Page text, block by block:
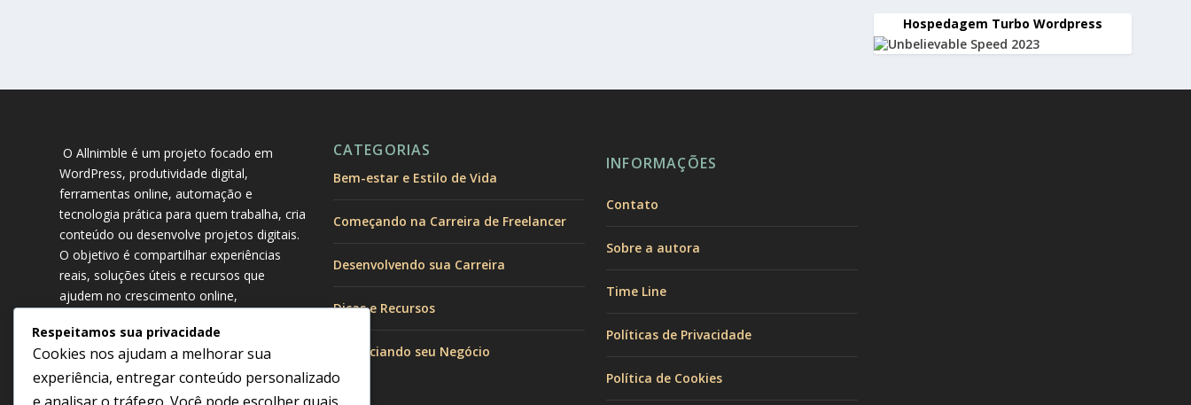
Hospedagem Turbo Wordpress
O Allnimble é um projeto focado em
WordPress, produtividade digital,
ferramentas online, automação e
tecnologia prática para quem trabalha, cria
conteúdo ou desenvolve projetos digitais.
O objetivo é compartilhar experiências
reais, soluções úteis e recursos que
ajudem no crescimento online,
produtividade no dia a dia.
CATEGORIAS
Bem-estar e Estilo de Vida
Começando na Carreira de Freelancer
Desenvolvendo sua Carreira
Dicas e Recursos
Gerenciando seu Negócio
INFORMAÇÕES
Contato
Sobre a autora
Time Line
Políticas de Privacidade
Política de Cookies
Respeitamos sua privacidade
Cookies nos ajudam a melhorar sua
experiência, entregar conteúdo personalizado